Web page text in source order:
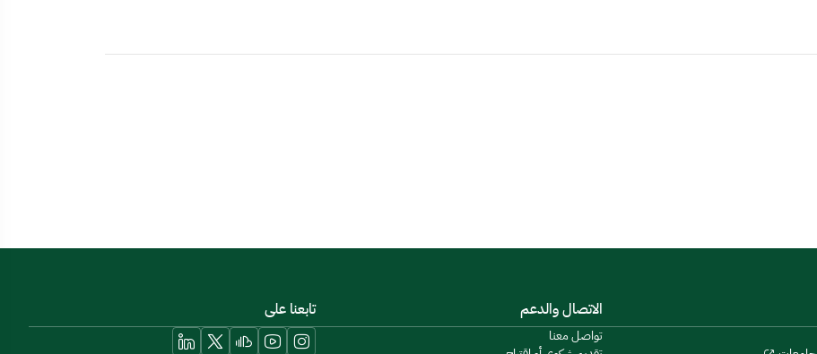
الاتصال والدعم
تواصل معنا
تابعنا على